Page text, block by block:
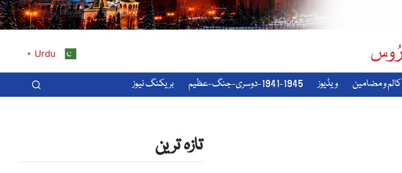
Urdu
▼
کالم و مضامین ویڈیوز 1941-1945-دوسری-جنگ-عظیم بریکنگ نیوز
تازہ ترین